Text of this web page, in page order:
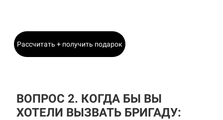
Рассчитать + получить подарок
ВОПРОС 2. КОГДА БЫ ВЫ
ХОТЕЛИ ВЫЗВАТЬ БРИГАДУ: